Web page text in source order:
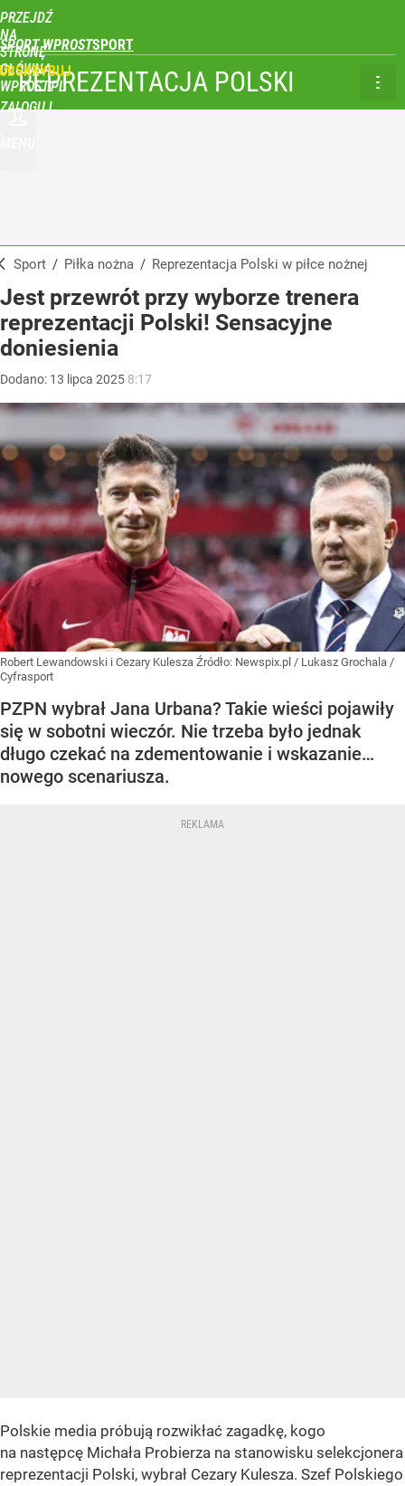
PRZEJDŹ
NA
STRONĘ
GŁÓWNĄ
WPROST.PL
SPORT WPROST
ZALOGUJ
REPREZENTACJA POLSKI
Sport / Piłka nożna / Reprezentacja Polski w piłce nożnej
Jest przewrót przy wyborze trenera
reprezentacji Polski! Sensacyjne
doniesienia
Dodano: 13 lipca 2025 8:17
Robert Lewandowski i Cezary Kulesza Źródło: Newspix.pl / Lukasz Grochala /
Cyfrasport
PZPN wybrał Jana Urbana? Takie wieści pojawiły
się w sobotni wieczór. Nie trzeba było jednak
długo czekać na zdementowanie i wskazanie…
nowego scenariusza.
Polskie media próbują rozwikłać zagadkę, kogo
na następcę Michała Probierza na stanowisku selekcjonera
reprezentacji Polski, wybrał Cezary Kulesza. Szef Polskiego